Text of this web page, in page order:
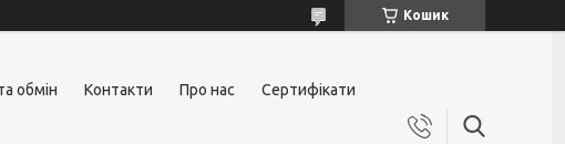
Кошик
обмін Контакти Про нас Сертифікати